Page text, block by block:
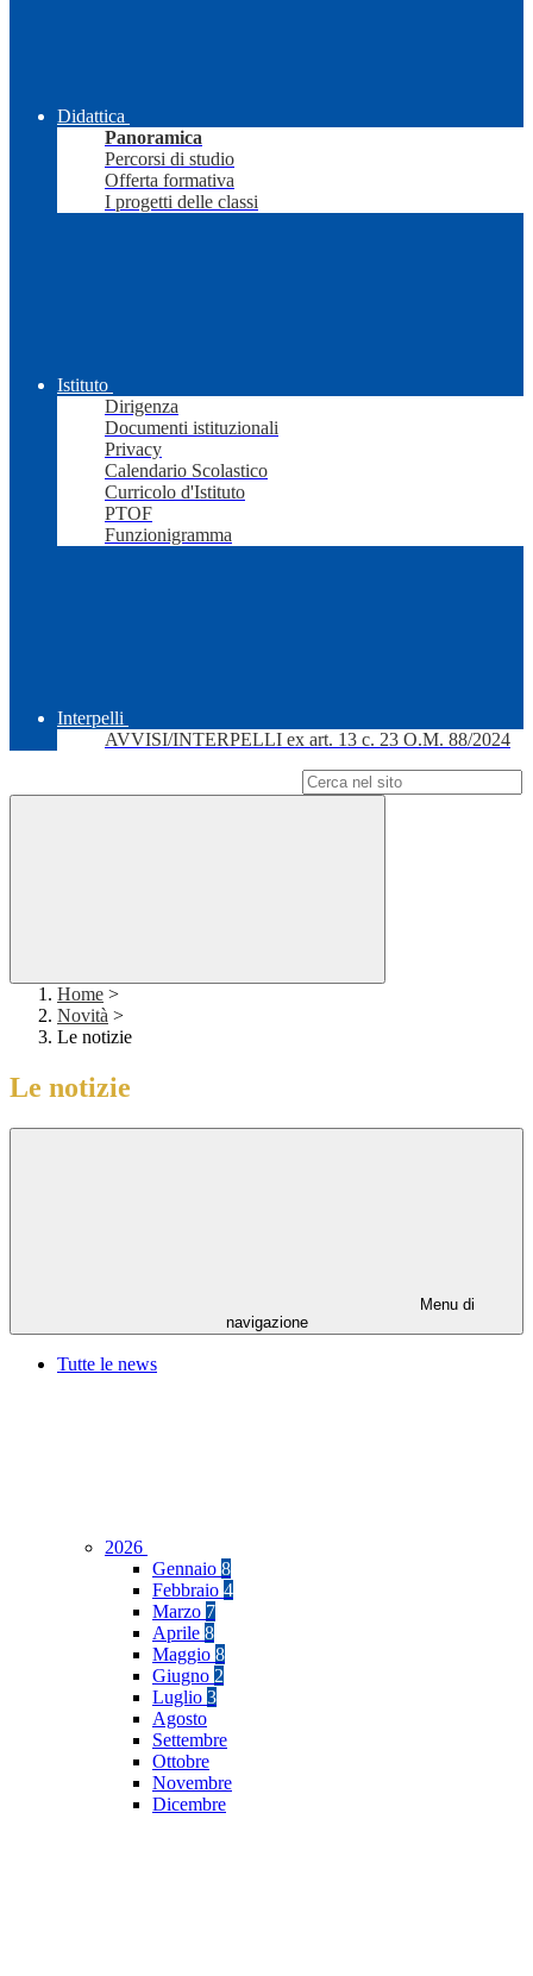
Didattica
Panoramica
Percorsi di studio
Offerta formativa
I progetti delle classi
Istituto
Dirigenza
Documenti istituzionali
Privacy
Calendario Scolastico
Curricolo d'Istituto
PTOF
Funzionigramma
Interpelli
AVVISI/INTERPELLI ex art. 13 c. 23 O.M. 88/2024
Home >
Novità >
Le notizie
Le notizie
Menu di
navigazione
Tutte le news
2026
Gennaio 8
Febbraio 4
Marzo 7
Aprile 8
Maggio 8
Giugno 2
Luglio 3
Agosto
Settembre
Ottobre
Novembre
Dicembre